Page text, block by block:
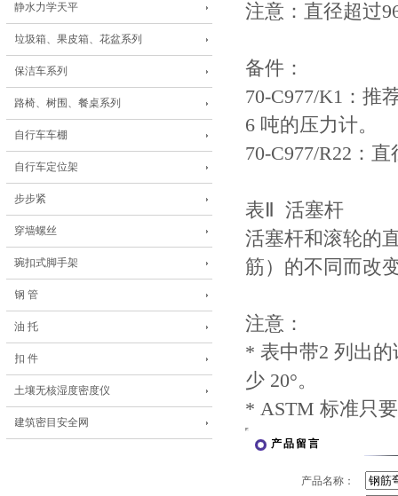
静水力学天平
垃圾箱、果皮箱、花盆系列
保洁车系列
路椅、树围、餐桌系列
自行车车棚
自行车定位架
步步紧
穿墙螺丝
琬扣式脚手架
钢 管
油 托
扣 件
土壤无核湿度密度仪
建筑密目安全网
注意：直径超过
备件：
70-C977/K1：推
6 吨的压力计。
70-C977/R22：
表Ⅱ 活塞杆
活塞杆和滚轮的
筋）的不同而改
注意：
* 表中带2 列出的
少 20°。
* ASTM 标准只
产品留言
产品名称：